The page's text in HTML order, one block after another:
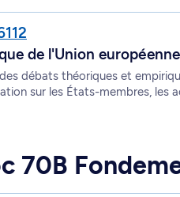
de l'Union européenne
débats théoriques et
sur les États-membres, les
70B